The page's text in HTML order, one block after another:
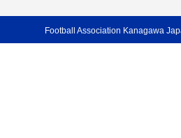
Football Association Kanagawa